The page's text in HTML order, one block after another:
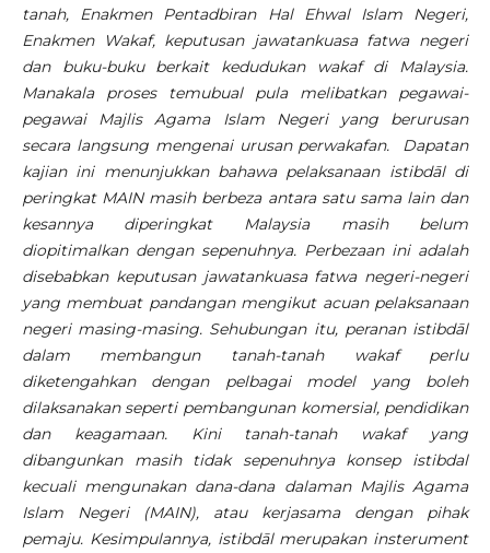
tanah, Enakmen Pentadbiran Hal Ehwal Islam Negeri,
Enakmen Wakaf, keputusan jawatankuasa fatwa negeri
dan buku-buku berkait kedudukan wakaf di Malaysia.
Manakala proses temubual pula melibatkan pegawai-
pegawai Majlis Agama Islam Negeri yang berurusan
secara langsung mengenai urusan perwakafan. Dapatan
kajian ini menunjukkan bahawa pelaksanaan istibdāl di
peringkat MAIN masih berbeza antara satu sama lain dan
kesannya diperingkat Malaysia masih belum
diopitimalkan dengan sepenuhnya. Perbezaan ini adalah
disebabkan keputusan jawatankuasa fatwa negeri-negeri
yang membuat pandangan mengikut acuan pelaksanaan
negeri masing-masing. Sehubungan itu, peranan istibdāl
dalam membangun tanah-tanah wakaf perlu
diketengahkan dengan pelbagai model yang boleh
dilaksanakan seperti pembangunan komersial, pendidikan
dan keagamaan. Kini tanah-tanah wakaf yang
dibangunkan masih tidak sepenuhnya konsep istibdal
kecuali mengunakan dana-dana dalaman Majlis Agama
Islam Negeri (MAIN), atau kerjasama dengan pihak
pemaju. Kesimpulannya, istibdāl merupakan insterument